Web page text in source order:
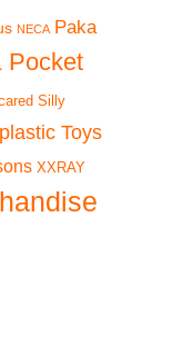
NECA Paka
Pocket
Silly
Toys
XXRAY